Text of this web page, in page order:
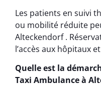
Les patients en suivi
ou mobilité réduite
Alteckendorf .
l’accès aux hôpitaux
Quelle est la
Taxi Ambulance à